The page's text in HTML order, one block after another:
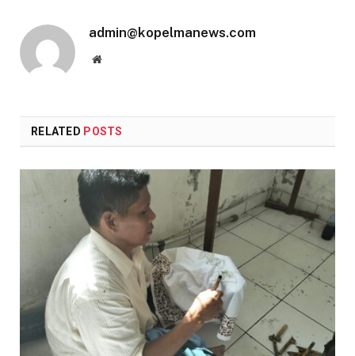
admin@kopelmanews.com
Website
RELATED POSTS